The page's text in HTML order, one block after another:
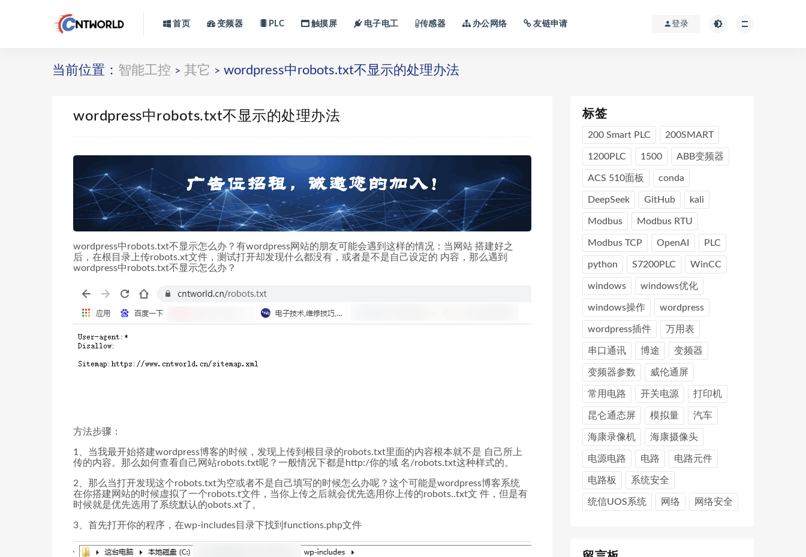
首页 变频器 PLC 触摸屏 电子电工 传感器 办公网络 友链申请 登录
当前位置： 智能工控 > 其它 > wordpress中robots.txt不显示的处理办法
wordpress中robots.txt不显示的处理办法
wordpress中robots.txt不显示怎么办？有wordpress网站的朋友可能会遇到这样的情况：当网站 搭建好之
后，在根目录上传robots.xt文件，测试打开却发现什么都没有，或者是不是自己设定的 内容，那么遇到
wordpress中robots.txt不显示怎么办？
方法步骤：
1、当我最开始搭建wordpress博客的时候，发现上传到根目录的robots.txt里面的内容根本就不是 自己所上
传的内容。那么如何查看自己网站robots.txt呢？一般情况下都是http:/你的域 名/robots.txt这种样式的。
2、那么当打开发现这个robots.txt为空或者不是自己填写的时候怎么办呢？这个可能是wordpress博客系统
在你搭建网站的时候虚拟了一个robots.t文件，当你上传之后就会优先选用你上传的robots..txt文 件，但是有
时候就是优先选用了系统默认的obots.xt了。
3、首先打开你的程序，在wp-includes目录下找到functions.php文件
标签
200 Smart PLC 200SMART
1200PLC 1500 ABB变频器
ACS 510面板 conda
DeepSeek GitHub kali
Modbus Modbus RTU
Modbus TCP OpenAI PLC
python S7200PLC WinCC
windows windows优化
windows操作 wordpress
wordpress插件 万用表
串口通讯 博途 变频器
变频器参数 威伦通屏
常用电路 开关电源 打印机
昆仑通态屏 模拟量 汽车
海康录像机 海康摄像头
电源电路 电路 电路元件
电路板 系统安全
统信UOS系统 网络 网络安全